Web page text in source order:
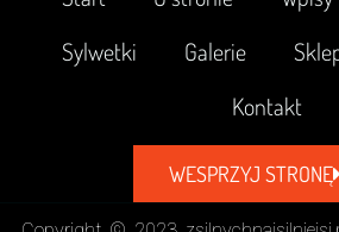
Sylwetki
Galerie
Kontakt
WESPRZYJ STRONĘ